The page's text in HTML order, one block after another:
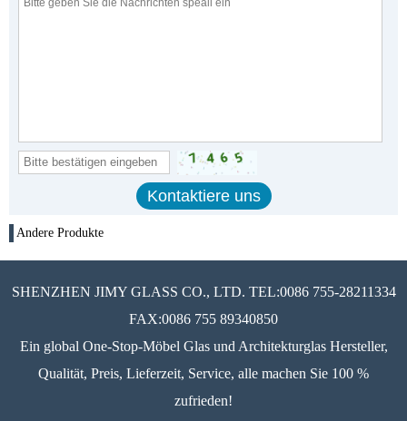
Andere Produkte
SHENZHEN JIMY GLASS CO., LTD. TEL:0086 755-28211334
FAX:0086 755 89340850
Ein global One-Stop-Möbel Glas und Architekturglas Hersteller,
Qualität, Preis, Lieferzeit, Service, alle machen Sie 100 %
zufrieden!